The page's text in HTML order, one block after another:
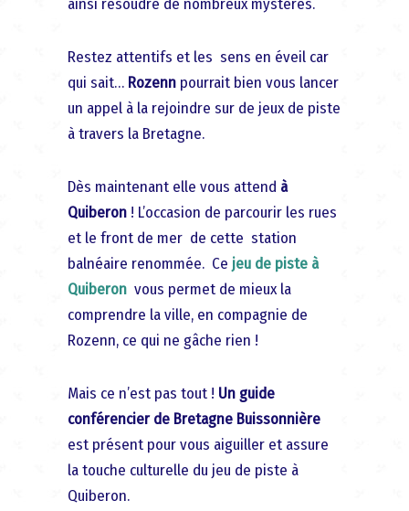
ainsi résoudre de nombreux mystères.
Restez attentifs et les sens en éveil car
qui sait… Rozenn pourrait bien vous lancer
un appel à la rejoindre sur de jeux de piste
à travers la Bretagne.
Dès maintenant elle vous attend à
Quiberon ! L’occasion de parcourir les rues
et le front de mer de cette station
balnéaire renommée. Ce jeu de piste à
Quiberon vous permet de mieux la
comprendre la ville, en compagnie de
Rozenn, ce qui ne gâche rien !
Mais ce n’est pas tout ! Un guide
conférencier de Bretagne Buissonnière
est présent pour vous aiguiller et assure
la touche culturelle du jeu de piste à
Quiberon.